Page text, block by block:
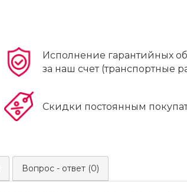
Исполнение гарантийных
за наш счет (транспортные
Скидки постоянным
Вопрос - ответ (0)